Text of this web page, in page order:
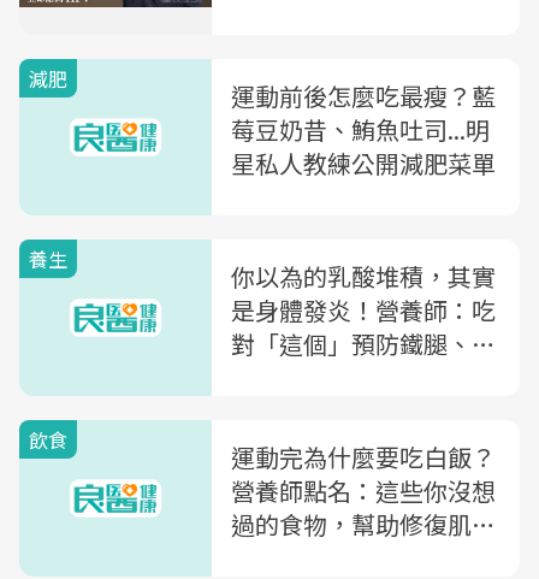
減肥
運動前後怎麼吃最瘦？藍
莓豆奶昔、鮪魚吐司...明
星私人教練公開減肥菜單
養生
你以為的乳酸堆積，其實
是身體發炎！營養師：吃
對「這個」預防鐵腿、抽
飲食
運動完為什麼要吃白飯？
營養師點名：這些你沒想
過的食物，幫助修復肌